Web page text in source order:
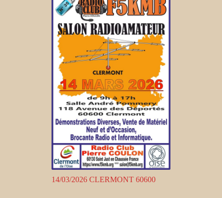
14/03/2026 CLERMONT 60600